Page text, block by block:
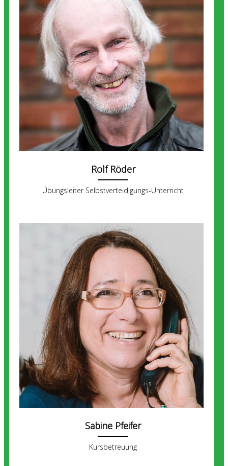
Rolf Röder
Übungsleiter Selbstverteidigungs-Unterricht
Sabine Pfeifer
Kursbetreuung